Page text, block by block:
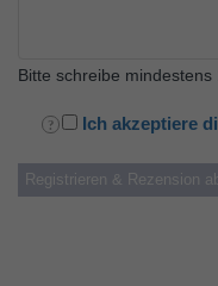
Bitte schreibe mindestens
Ich akzeptiere